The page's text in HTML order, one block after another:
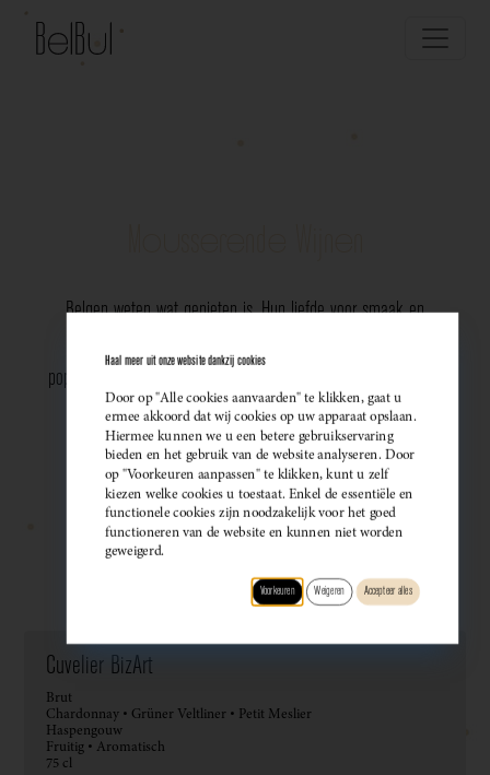
Belgen weten wat genieten is. Hun liefde voor smaak en
populariteit van Belgische mousserende wijnen. Meer dan ooit
kiezen ze bewust voor lokale bubbels — ideaal als
sprankelend aperitief of als verfijnde match bij een
gastronomisch diner. Santé!
Wijndomein
Smaak
Cuvelier BizArt
Brut
Chardonnay • Grüner Veltliner • Petit Meslier
Haspengouw
Fruitig • Aromatisch
75 cl
Haal meer uit onze website dankzij cookies
Door op "Alle cookies aanvaarden" te klikken, gaat u
ermee akkoord dat wij cookies op uw apparaat opslaan.
Hiermee kunnen we u een betere gebruikservaring
bieden en het gebruik van de website analyseren. Door
op "Voorkeuren aanpassen" te klikken, kunt u zelf
kiezen welke cookies u toestaat. Enkel de essentiële en
functionele cookies zijn noodzakelijk voor het goed
functioneren van de website en kunnen niet worden
geweigerd.
Voorkeuren Weigeren Accepteer alles